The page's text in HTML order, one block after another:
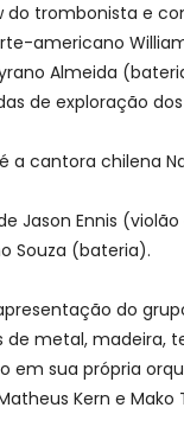
trombonista e
americano
Almeida
de exploração
cantora chilena
Jason Ennis
Souza (bateria).
do
metal, madeira,
sua própria
Kern e